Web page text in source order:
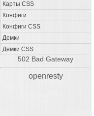
Карты CSS
Конфиги
Конфиги CSS
Демки
Демки CSS
502 Bad Gateway
openresty